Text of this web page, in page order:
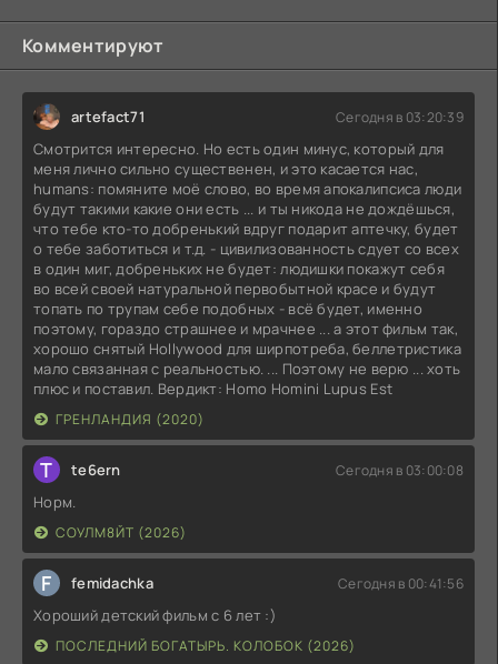
Комментируют
artefact71 Сегодня в 03:20:39
Смотрится интересно. Но есть один минус, который для
меня лично сильно существенен, и это касается нас,
humans: помяните моё слово, во время апокалипсиса люди
будут такими какие они есть ... и ты никода не дождёшься,
что тебе кто-то добренький вдруг подарит аптечку, будет
о тебе заботиться и т.д. - цивилизованность сдует со всех
в один миг, добреньких не будет: людишки покажут себя
во всей своей натуральной первобытной красе и будут
топать по трупам себе подобных - всё будет, именно
поэтому, гораздо страшнее и мрачнее ... а этот фильм так,
хорошо снятый Hollywood для ширпотреба, беллетристика
мало связанная с реальностью. ... Поэтому не верю ... хоть
плюс и поставил. Вердикт: Homo Homini Lupus Est
ГРЕНЛАНДИЯ (2020)
T te6ern Сегодня в 03:00:08
Норм.
СОУЛМ8ЙТ (2026)
F femidachka Сегодня в 00:41:56
Хороший детский фильм с 6 лет :)
ПОСЛЕДНИЙ БОГАТЫРЬ. КОЛОБОК (2026)